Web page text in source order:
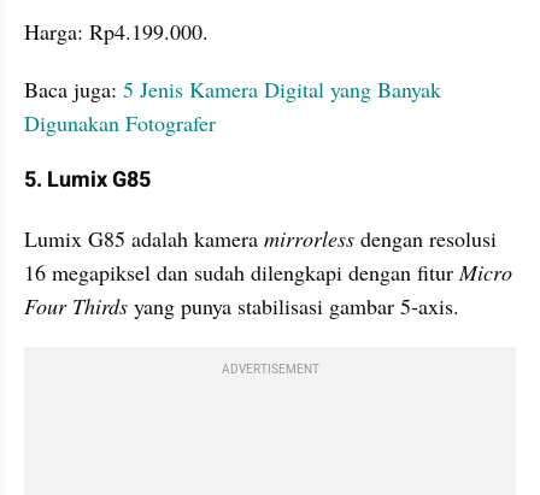
Harga: Rp4.199.000.
Baca juga: 5 Jenis Kamera Digital yang Banyak
Digunakan Fotografer
5. Lumix G85
Lumix G85 adalah kamera mirrorless dengan resolusi
16 megapiksel dan sudah dilengkapi dengan fitur Micro
Four Thirds yang punya stabilisasi gambar 5-axis.
ADVERTISEMENT